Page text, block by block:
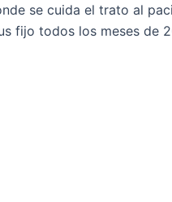
se cuida el trato al
fijo todos los meses de